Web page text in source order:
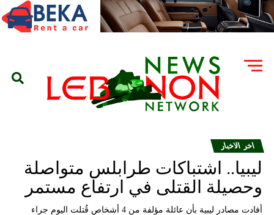
اخر الاخبار
ليبيا.. اشتباكات طرابلس متواصلة
وحصيلة القتلى في ارتفاع مستمر
أفادت مصادر ليبية بأن عائلة مؤلفة من 4 أشخاص قُتلت اليوم جراء